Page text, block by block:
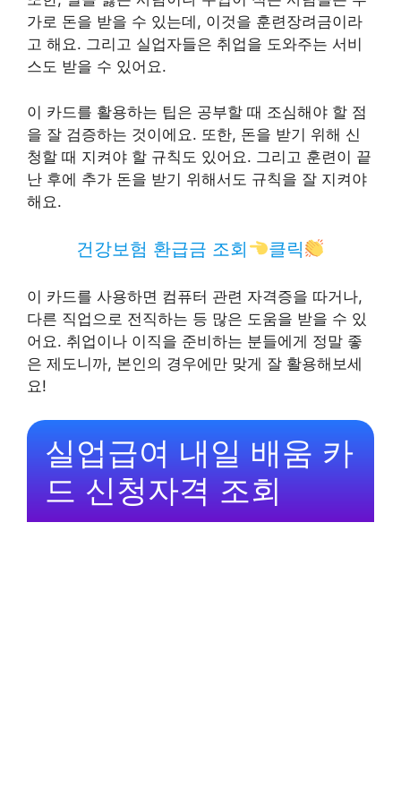
가로 돈을 받을 수 있는데, 이것을 훈련장려금이라
고 해요. 그리고 실업자들은 취업을 도와주는 서비
스도 받을 수 있어요.
이 카드를 활용하는 팁은 공부할 때 조심해야 할 점
을 잘 검증하는 것이에요. 또한, 돈을 받기 위해 신
청할 때 지켜야 할 규칙도 있어요. 그리고 훈련이 끝
난 후에 추가 돈을 받기 위해서도 규칙을 잘 지켜야
해요.
건강보험 환급금 조회 클릭
이 카드를 사용하면 컴퓨터 관련 자격증을 따거나,
다른 직업으로 전직하는 등 많은 도움을 받을 수 있
어요. 취업이나 이직을 준비하는 분들에게 정말 좋
은 제도니까, 본인의 경우에만 맞게 잘 활용해보세
요!
실업급여 내일 배움 카
드 신청자격 조회